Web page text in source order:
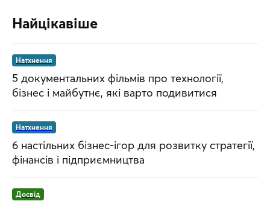
Найцікавіше
Натхнення
5 документальних фільмів про технології,
бізнес і майбутнє, які варто подивитися
Натхнення
6 настільних бізнес-ігор для розвитку стратегії,
фінансів і підприємництва
Досвід